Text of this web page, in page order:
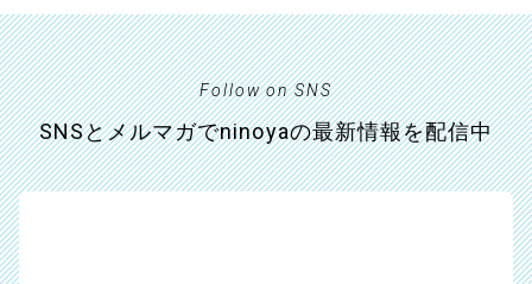
Follow on SNS
SNSとメルマガでninoyaの最新情報を配信中